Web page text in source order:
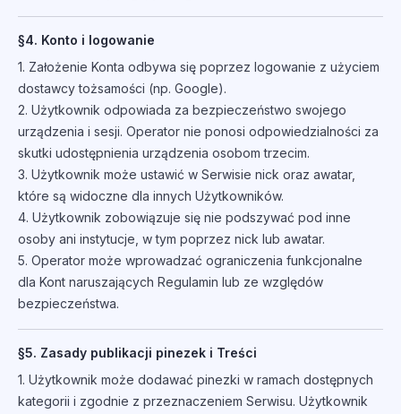
§4. Konto i logowanie
1. Założenie Konta odbywa się poprzez logowanie z użyciem
dostawcy tożsamości (np. Google).
2. Użytkownik odpowiada za bezpieczeństwo swojego
urządzenia i sesji. Operator nie ponosi odpowiedzialności za
skutki udostępnienia urządzenia osobom trzecim.
3. Użytkownik może ustawić w Serwisie nick oraz awatar,
które są widoczne dla innych Użytkowników.
4. Użytkownik zobowiązuje się nie podszywać pod inne
osoby ani instytucje, w tym poprzez nick lub awatar.
5. Operator może wprowadzać ograniczenia funkcjonalne
dla Kont naruszających Regulamin lub ze względów
bezpieczeństwa.
§5. Zasady publikacji pinezek i Treści
1. Użytkownik może dodawać pinezki w ramach dostępnych
kategorii i zgodnie z przeznaczeniem Serwisu. Użytkownik